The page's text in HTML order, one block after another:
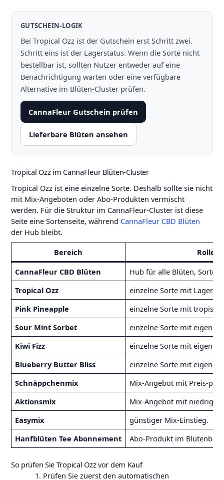
GUTSCHEIN-LOGIK
Bei Tropical Ozz ist der Gutschein erst Schritt zwei.
Schritt eins ist der Lagerstatus. Wenn die Sorte nicht
bestellbar ist, sollten Nutzer entweder auf eine
Benachrichtigung warten oder eine verfügbare
Alternative im Blüten-Cluster prüfen.
CannaFleur Gutschein prüfen
Lieferbare Blüten ansehen
Tropical Ozz im CannaFleur Blüten-Cluster
Tropical Ozz ist eine einzelne Sorte. Deshalb sollte sie nicht
mit Mix-Angeboten oder Abo-Produkten vermischt
werden. Für die Struktur im CannaFleur-Cluster ist diese
Seite eine Sortenseite, während CannaFleur CBD Blüten
der Hub bleibt.
Bereich
Rolle
CannaFleur CBD Blüten
Hub für alle Blüten,
Tropical Ozz
einzelne Sorte mit
Pink Pineapple
einzelne Sorte mit
Sour Mint Sorbet
einzelne Sorte mit eigener
Kiwi Fizz
einzelne Sorte mit eigener
Blueberry Butter Bliss
einzelne Sorte mit eigener
Schnäppchenmix
Mix-Angebot mit Preis-
Aktionsmix
Mix-Angebot mit
Easymix
günstiger Mix-Einstieg.
Hanfblüten Tee Abonnement
Abo-Produkt im
So prüfen Sie Tropical Ozz vor dem Kauf
Prüfen Sie zuerst den automatischen